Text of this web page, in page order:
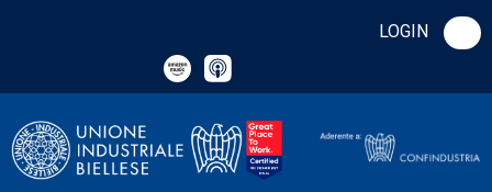
LOGIN